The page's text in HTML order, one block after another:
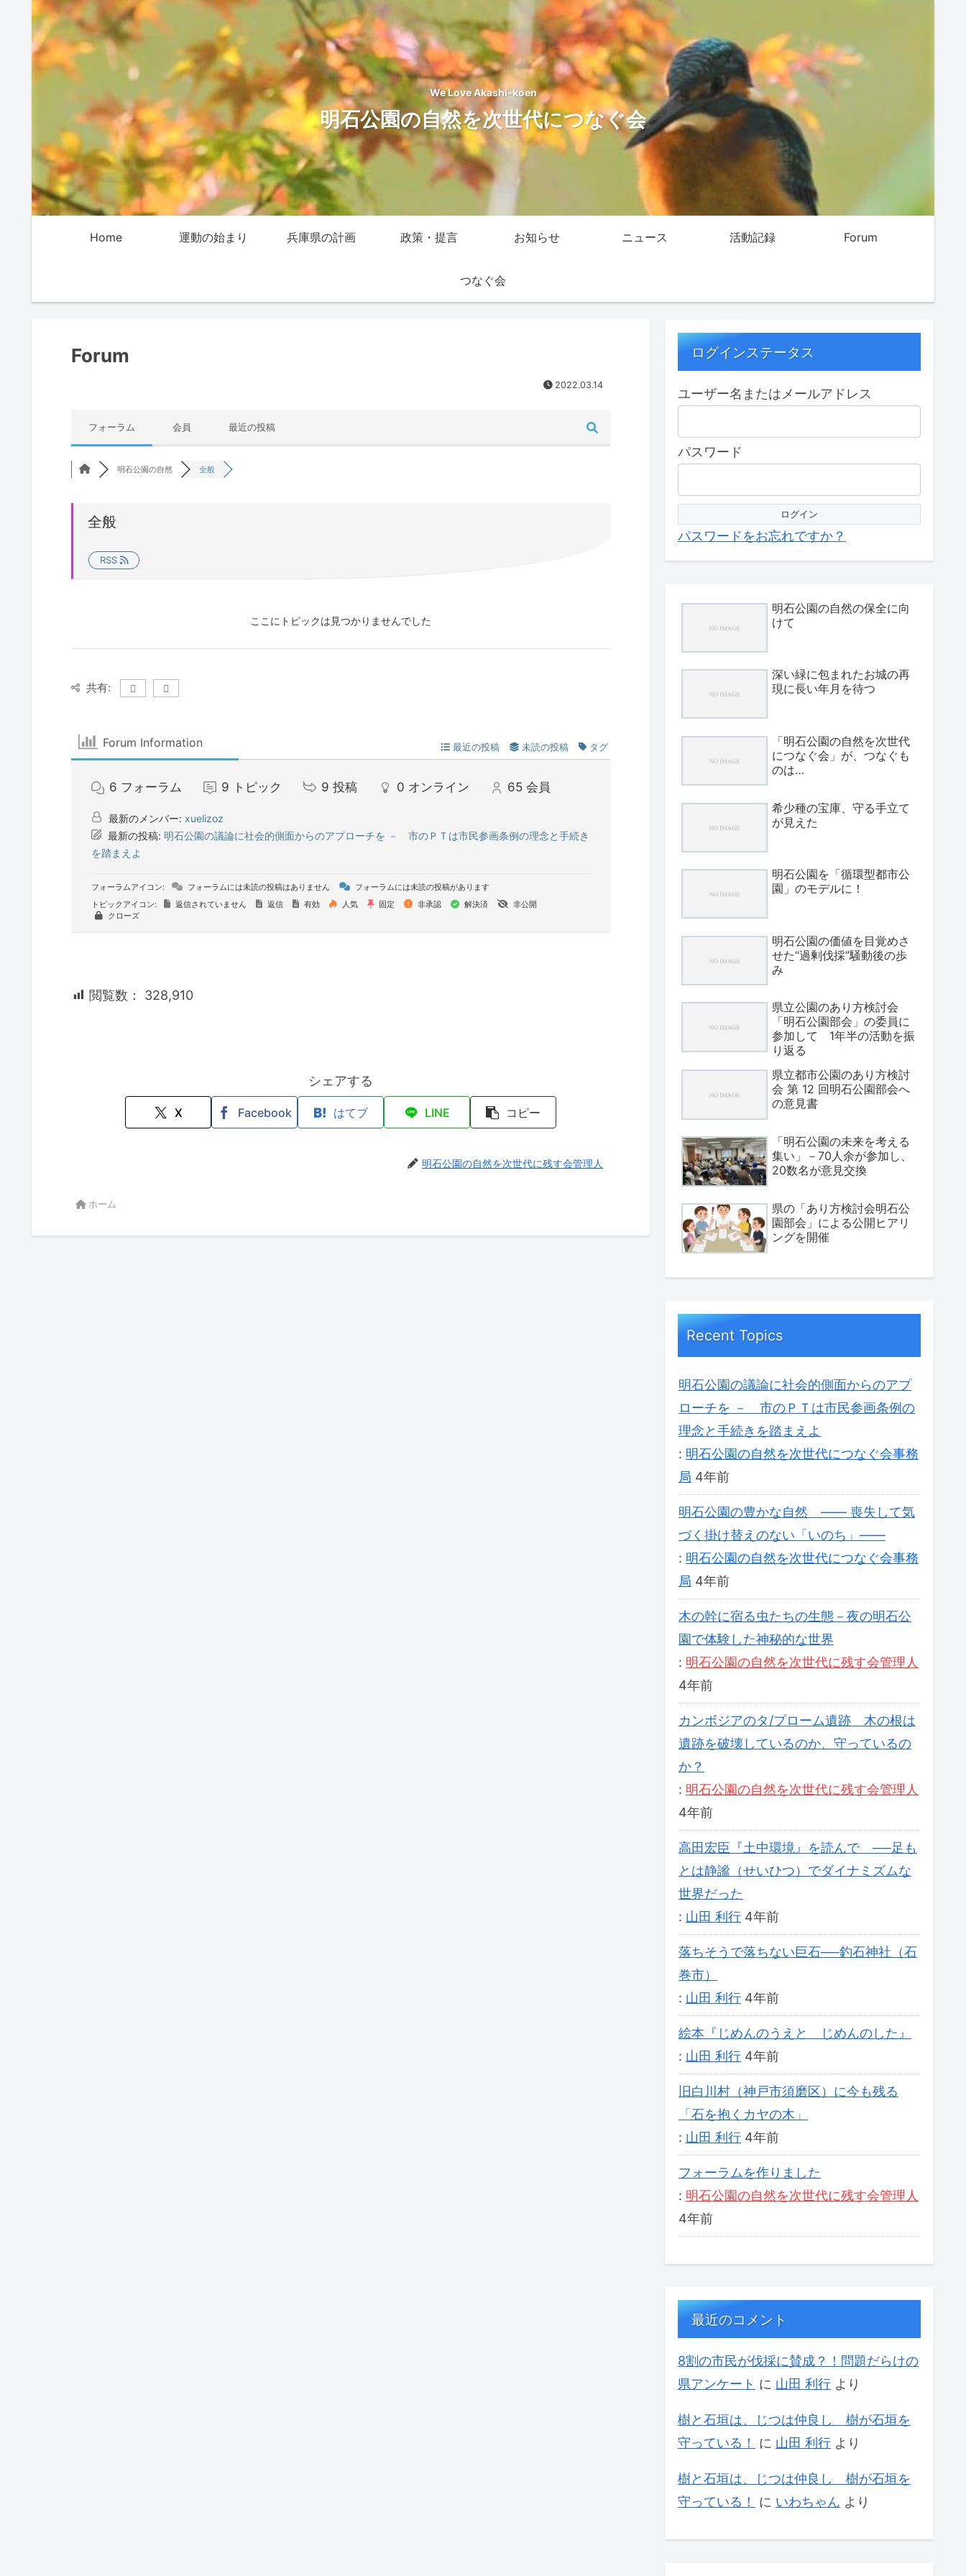
We Love Akashi-koen
明石公園の自然を次世代につなぐ会
Home 運動の始まり 兵庫県の計画 政策・提言 お知らせ ニュース 活動記録 Forum
つなぐ会
Forum
2022.03.14
フォーラム 会員 最近の投稿
明石公園の自然 全般
全般
RSS
ここにトピックは見つかりませんでした
共有:
Forum Information 最近の投稿 未読の投稿 タグ
6 フォーラム 9 トピック 9 投稿 0 オンライン 65 会員
最新のメンバー: xuelizoz
最新の投稿: 明石公園の議論に社会的側面からのアプローチを － 市のＰＴは市民参画条例の理念と手続き
を踏まえよ
フォーラムアイコン: フォーラムには未読の投稿はありません
フォーラムには未読の投稿があります
トピックアイコン:
返信されていません 返信 有効 人気 固定 非承認 解決済
非公開
クローズ
閲覧数： 328,910
シェアする
X Facebook はてブ LINE コピー
明石公園の自然を次世代に残す会管理人
ホーム
ログインステータス
ユーザー名またはメールアドレス
パスワード
パスワードをお忘れですか？
明石公園の自然の保全に向
けて
深い緑に包まれたお城の再
現に長い年月を待つ
「明石公園の自然を次世代
につなぐ会」が、つなぐも
のは…
希少種の宝庫、守る手立て
が見えた
明石公園を「循環型都市公
園」のモデルに！
明石公園の価値を目覚めさ
せた“過剰伐採”騒動後の歩
み
県立公園のあり方検討会
「明石公園部会」の委員に
参加して 1年半の活動を振
り返る
県立都市公園のあり方検討
会 第 12 回明石公園部会へ
の意見書
「明石公園の未来を考える
集い」－70人余が参加し、
20数名が意見交換
県の「あり方検討会明石公
園部会」による公開ヒアリ
ングを開催
Recent Topics
明石公園の議論に社会的側面からのアプ
ローチを － 市のＰＴは市民参画条例の
理念と手続きを踏まえよ
: 明石公園の自然を次世代につなぐ会事務
局 4年前
明石公園の豊かな自然 ―― 喪失して気
づく掛け替えのない「いのち」――
: 明石公園の自然を次世代につなぐ会事務
局 4年前
木の幹に宿る虫たちの生態－夜の明石公
園で体験した神秘的な世界
: 明石公園の自然を次世代に残す会管理人
4年前
カンボジアのタ/プローム遺跡 木の根は
遺跡を破壊しているのか、守っているの
か？
: 明石公園の自然を次世代に残す会管理人
4年前
高田宏臣『土中環境』を読んで ──足も
とは静謐（せいひつ）でダイナミズムな
世界だった
: 山田 利行 4年前
落ちそうで落ちない巨石──釣石神社（石
巻市）
: 山田 利行 4年前
絵本『じめんのうえと じめんのした』
: 山田 利行 4年前
旧白川村（神戸市須磨区）に今も残る
「石を抱くカヤの木」
: 山田 利行 4年前
フォーラムを作りました
: 明石公園の自然を次世代に残す会管理人
4年前
最近のコメント
8割の市民が伐採に賛成？！問題だらけの
県アンケート に 山田 利行 より
樹と石垣は、じつは仲良し 樹が石垣を
守っている！
に 山田 利行 より
樹と石垣は、じつは仲良し 樹が石垣を
守っている！
に いわちゃん より